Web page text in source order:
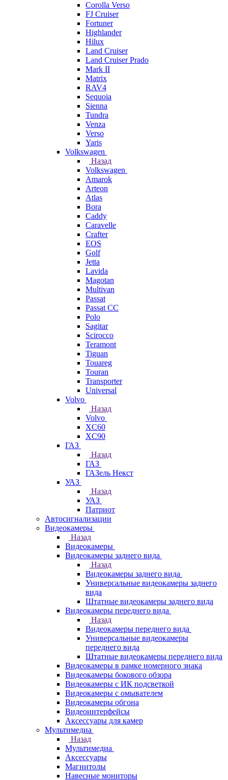
Corolla Verso
FJ Cruiser
Fortuner
Highlander
Hilux
Land Cruiser
Land Cruiser Prado
Mark II
Matrix
RAV4
Sequoia
Sienna
Tundra
Venza
Verso
Yaris
Volkswagen
Назад
Volkswagen
Amarok
Arteon
Atlas
Bora
Caddy
Caravelle
Crafter
EOS
Golf
Jetta
Lavida
Magotan
Multivan
Passat
Passat CC
Polo
Sagitar
Scirocco
Teramont
Tiguan
Touareg
Touran
Transporter
Universal
Volvo
Назад
Volvo
XC60
XC90
ГАЗ
Назад
ГАЗ
ГАЗель Некст
УАЗ
Назад
УАЗ
Патриот
Автосигнализации
Видеокамеры
Назад
Видеокамеры
Видеокамеры заднего вида
Назад
Видеокамеры заднего вида
Универсальные видеокамеры заднего
вида
Штатные видеокамеры заднего вида
Видеокамеры переднего вида
Назад
Видеокамеры переднего вида
Универсальные видеокамеры
переднего вида
Штатные видеокамеры переднего вида
Видеокамеры в рамке номерного знака
Видеокамеры бокового обзора
Видеокамеры с ИК подсветкой
Видеокамеры с омывателем
Видеокамеры обгона
Видеоинтерфейсы
Аксессуары для камер
Мультимедиа
Назад
Мультимедиа
Аксессуары
Магнитолы
Навесные мониторы